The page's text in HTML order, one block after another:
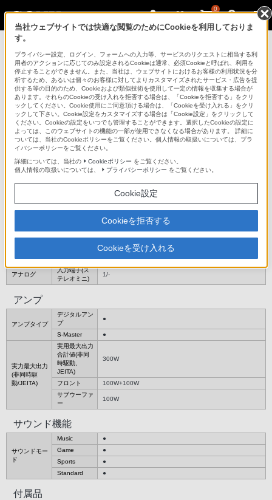
0
HT-CT550W
ホームシアターシステム HT-CT550W
主な仕様
仕様表
入出力
入力端子数/
出力端子数
3/1
(3D/ARC/DTS-HD/Dolby TrueHD/ブラビアリンク/他社製品
との機器連動/オートジャンルセレクター/Deep
color/x.v.Color）
光デジタル
入力端子 光デジタル2/-、同軸1/-
アナログ
入力端子(ス
テレオミニ)
1/-
アンプ
アンプタイプ
デジタルアン
プ
●
S-Master ●
実力最大出力
(非同時駆
動/JEITA)
実用最大出力
合計値(非同
時駆動、
JEITA)
300W
フロント
100W+100W
サブウーファ
ー
100W
サウンド機能
サウンドモー
ド
Music
●
Game
●
Sports
●
Standard
●
付属品
当社ウェブサイトでは快適な閲覧のためにCookieを利用しておりま
す。
プライバシー設定、ログイン、フォームへの入力等、サービスのリクエストに相当する利
用者のアクションに応じてのみ設定されるCookieは通常、必須Cookieと呼ばれ、利用を
停止することができません。また、当社は、ウェブサイトにおけるお客様の利用状況を分
析するため、あるいは個々のお客様に対してよりカスタマイズされたサービス・広告を提
供する等の目的のため、Cookieおよび類似技術を使用して一定の情報を収集する場合が
あります。それらのCookieの受け入れを拒否する場合は、「Cookieを拒否する」をクリ
ックしてください。Cookie使用にご同意頂ける場合は、「Cookieを受け入れる」をクリ
ックして下さい。Cookie設定をカスタマイズする場合は「Cookie設定」をクリックして
ください。Cookieの設定をいつでも管理することができます。選択したCookieの設定に
よっては、このウェブサイトの機能の一部が使用できなくなる場合があります。 詳細に
ついては、当社のCookieポリシーをご覧ください。個人情報の取扱いについては、プラ
イバシーポリシーをご覧ください。
詳細については、当社の
Cookieポリシー をご覧ください。
個人情報の取扱いについては、
プライバシーポリシー をご覧ください。
Cookie設定
Cookieを拒否する
Cookieを受け入れる